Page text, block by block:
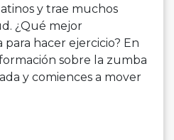
y trae muchos
¿Qué mejor
hacer ejercicio? En
sobre la zumba
y comiences a mover